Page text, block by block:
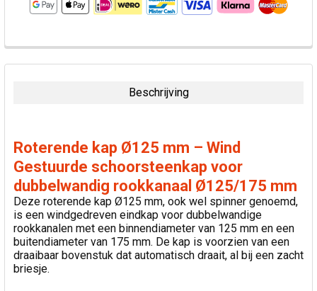
VAAK
SAMEN
VOEG
GESELECTEERDE
TOE AAN
WINKELWAGEN
Beschrijving
Roterende kap Ø125 mm – Wind
Gestuurde schoorsteenkap voor
dubbelwandig rookkanaal Ø125/175 mm
Deze roterende kap Ø125 mm, ook wel spinner genoemd,
is een windgedreven eindkap voor dubbelwandige
rookkanalen met een binnendiameter van 125 mm en een
buitendiameter van 175 mm. De kap is voorzien van een
draaibaar bovenstuk dat automatisch draait, al bij een zacht
briesje.